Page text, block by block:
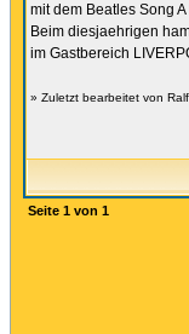
mit dem Beatles Song
Beim diesjaehrigen
im Gastbereich
» Zuletzt bearbeitet von
Seite 1 von 1